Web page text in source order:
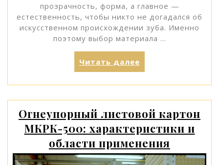
прозрачность, форма, а главное —
естественность, чтобы никто не догадался об
искусственном происхождении зуба. Именно
поэтому выбор материала …
Читать далее
коронки
vs
выбрать
для
зоны
улыбки»
Огнеупорный листовой картон
МКРК-500: характеристики и
области применения